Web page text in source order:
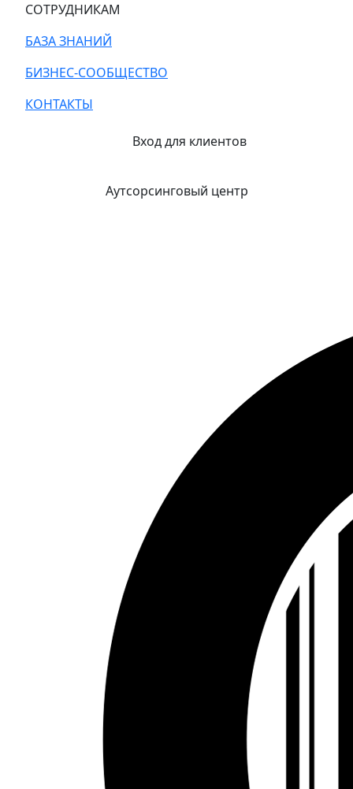
СОТРУДНИКАМ
БАЗА ЗНАНИЙ
БИЗНЕС-СООБЩЕСТВО
КОНТАКТЫ
Вход для клиентов
Аутсорсинговый центр